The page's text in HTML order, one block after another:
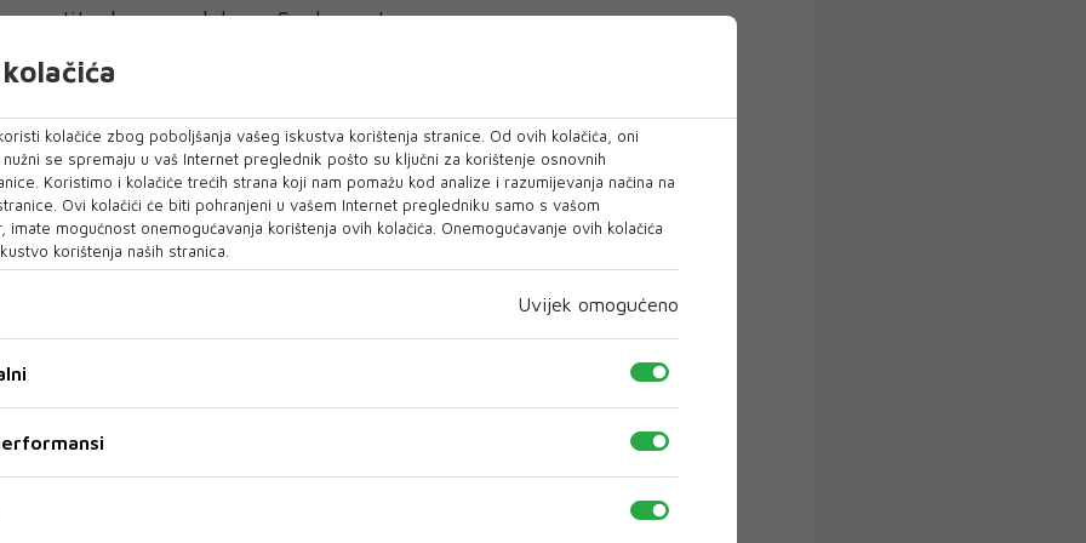
pustite da sam odabere. Svaka vrsta
zapravo je veliki ubojica romantike. Pustite ga
energiji i da sam donosi odluke.
analitičke, poslovne razgovore
nalik na poslovni nikad nije dobra
partnerom najbrži je način da uklonite
Sami.
o tome da ne budete inteligentna žena s
da će, ako previše razmišljate o mišljenjima i
raspoloženi, ovo biti veza nalik poslu, a
veza .
šali, a ne raspravljati s potencijalnim
da postanete analitičar koji voli
priče, iskustva, putovanja, čak i
kolačiće zbog poboljšanja vašeg iskustva korištenja stranice. Od ovih kolačića, oni
se spremaju u vaš Internet preglednik pošto su ključni za korištenje osnovnih
Koristimo i kolačiće trećih strana koji nam pomažu kod analize i razumijevanja načina na
Ovi kolačići će biti pohranjeni u vašem Internet pregledniku samo s vašom
imate mogućnost onemogućavanja korištenja ovih kolačića. Onemogućavanje ovih kolačića
korištenja naših stranica.
Uvijek omogućeno